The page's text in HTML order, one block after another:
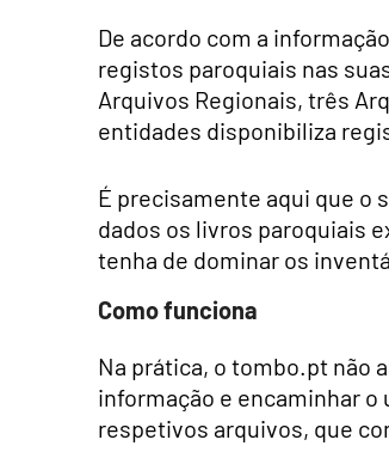
De acordo com a
registos paroquiais nas
Arquivos Regionais, três
entidades disponibiliza
É precisamente aqui que o
dados os livros paroquiais
tenha de dominar os
Como funciona
Na prática, o tombo.pt não
informação e encaminhar
respetivos arquivos, que